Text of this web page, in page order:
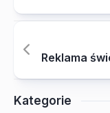
Reklama
Kategorie